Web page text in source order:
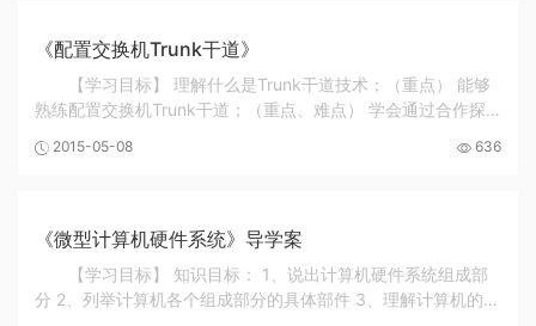
《配置交换机Trunk干道》
【学习目标】 理解什么是Trunk干道技术；（重点） 能够
熟练配置交换机Trunk干道；（重点、难点） 学会通过合作探
络》 用户需求： 随着杉达职业学校招生数...
2015-05-08 636
《微型计算机硬件系统》导学案
【学习目标】 知识目标： 1、说出计算机硬件系统组成部
分 2、列举计算机各个组成部分的具体部件 3、理解计算机的工